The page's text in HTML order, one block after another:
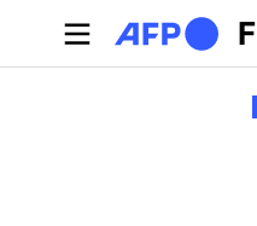
Pasar al contenido principal
Solapas